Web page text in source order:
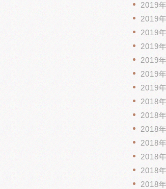
2019
2019
2019
2019
2019
2019
2019
2018
2018
2018
2018
2018
2018
2018